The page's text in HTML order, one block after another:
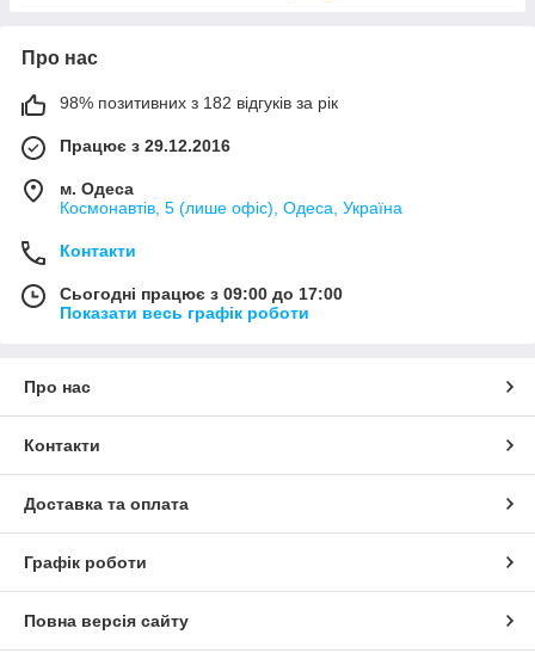
Про нас
98% позитивних з 182 відгуків за рік
Працює з 29.12.2016
м. Одеса
Космонавтів, 5 (лише офіс), Одеса, Україна
Контакти
Сьогодні працює з 09:00 до 17:00
Показати весь графік роботи
Про нас
Контакти
Доставка та оплата
Графік роботи
Повна версія сайту